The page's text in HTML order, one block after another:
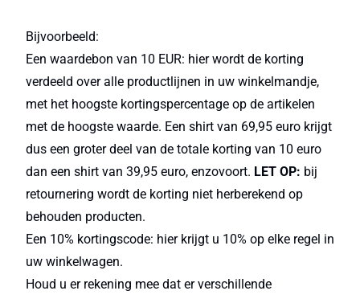
Bijvoorbeeld:
Een waardebon van 10 EUR: hier wordt de korting
verdeeld over alle productlijnen in uw winkelmandje,
met het hoogste kortingspercentage op de artikelen
met de hoogste waarde. Een shirt van 69,95 euro krijgt
dus een groter deel van de totale korting van 10 euro
dan een shirt van 39,95 euro, enzovoort. LET OP: bij
retournering wordt de korting niet herberekend op
behouden producten.
Een 10% kortingscode: hier krijgt u 10% op elke regel in
uw winkelwagen.
Houd u er rekening mee dat er verschillende